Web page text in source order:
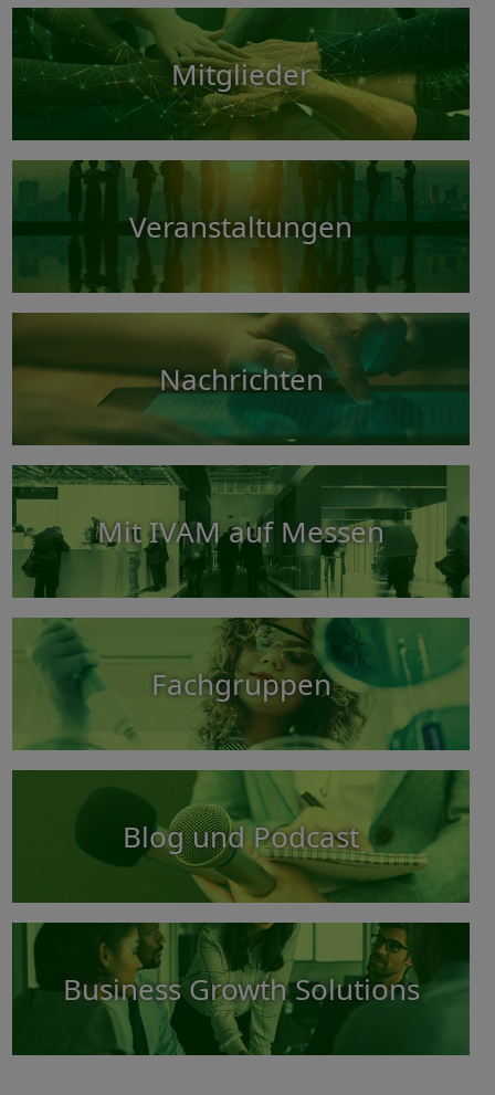
Mitglieder
Veranstaltungen
Nachrichten
Mit IVAM auf Messen
Fachgruppen
Blog und Podcast
Business Growth Solutions